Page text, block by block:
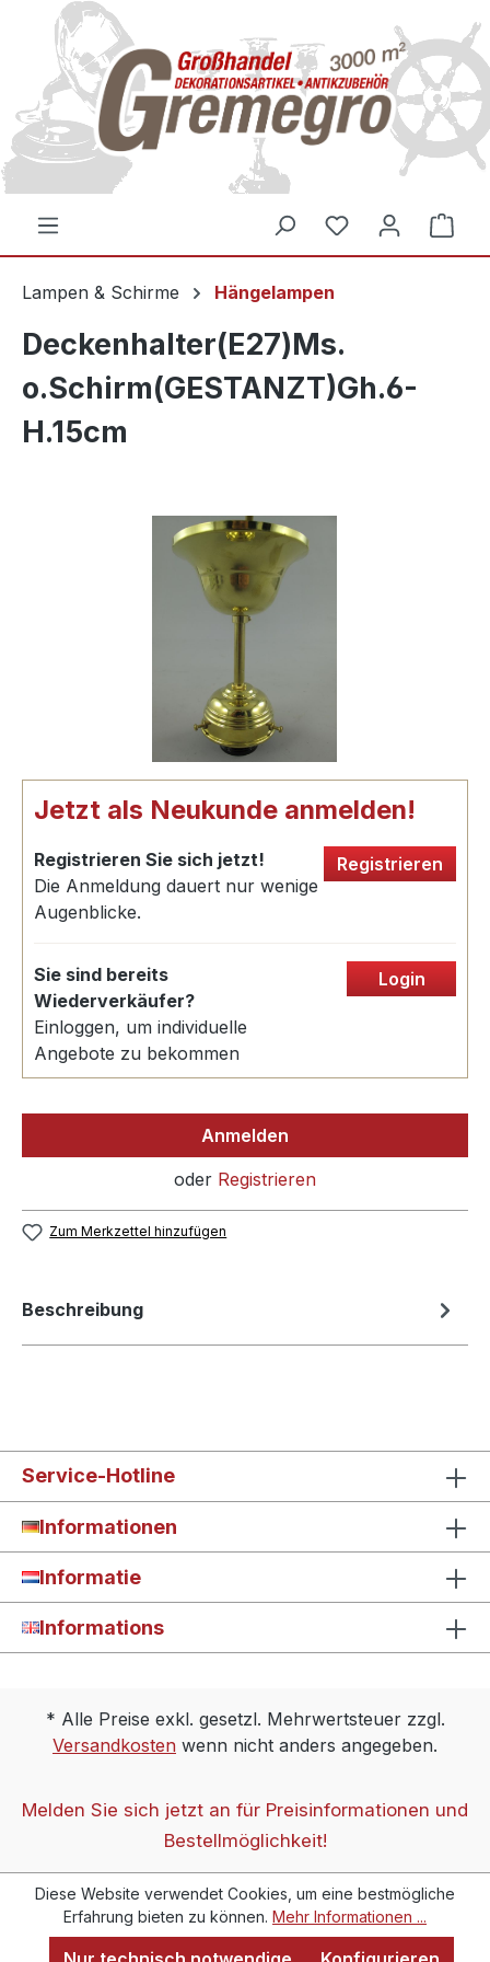
springen
Lampen & Schirme Hängelampen
Deckenhalter(E27)Ms.
o.Schirm(GESTANZT)Gh.6-
H.15cm
Jetzt als Neukunde anmelden!
Registrieren Sie sich jetzt!
Die Anmeldung dauert nur wenige
Augenblicke.
Registrieren
Sie sind bereits
Wiederverkäufer?
Einloggen, um individuelle
Angebote zu bekommen
Login
Anmelden
oder Registrieren
Zum Merkzettel hinzufügen
Beschreibung
Service-Hotline
Informationen
Informatie
Informations
* Alle Preise exkl. gesetzl. Mehrwertsteuer zzgl.
Versandkosten wenn nicht anders angegeben.
Melden Sie sich jetzt an für Preisinformationen und
Bestellmöglichkeit!
Diese Website verwendet Cookies, um eine bestmögliche
Erfahrung bieten zu können. Mehr Informationen ...